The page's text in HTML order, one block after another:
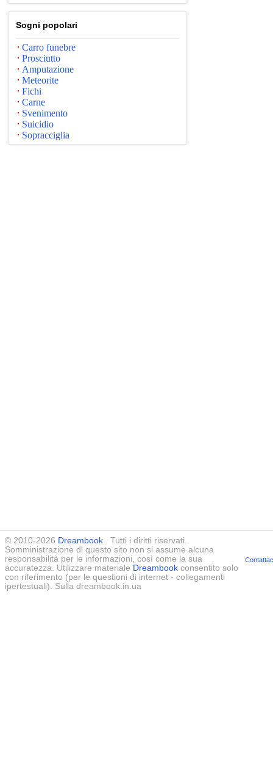
Sogni popolari
Carro funebre
Prosciutto
Amputazione
Meteorite
Fichi
Carne
Svenimento
Suicidio
Sopracciglia
© 2010-2026 Dreambook . Tutti i diritti riservati.
Somministrazione di questo sito non si assume alcuna
responsabilità per le informazioni, così come la sua
accuratezza. Utilizzare materiale Dreambook consentito solo
con riferimento (per le questioni di internet - collegamenti
ipertestuali). Sulla dreambook.in.ua